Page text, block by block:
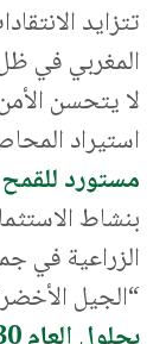
تتزايد
المغربي في
لا يتحسن
استيراد
مستورد
بنشاط
الزراعية في
“الجيل